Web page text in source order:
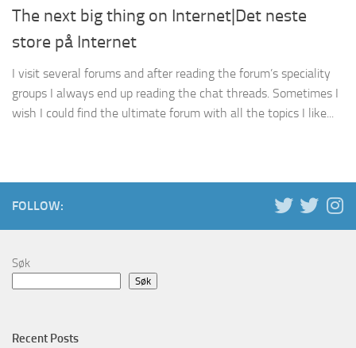
The next big thing on Internet|Det neste
store på Internet
I visit several forums and after reading the forum’s speciality
groups I always end up reading the chat threads. Sometimes I
wish I could find the ultimate forum with all the topics I like...
FOLLOW:
Søk
Søk
Recent Posts